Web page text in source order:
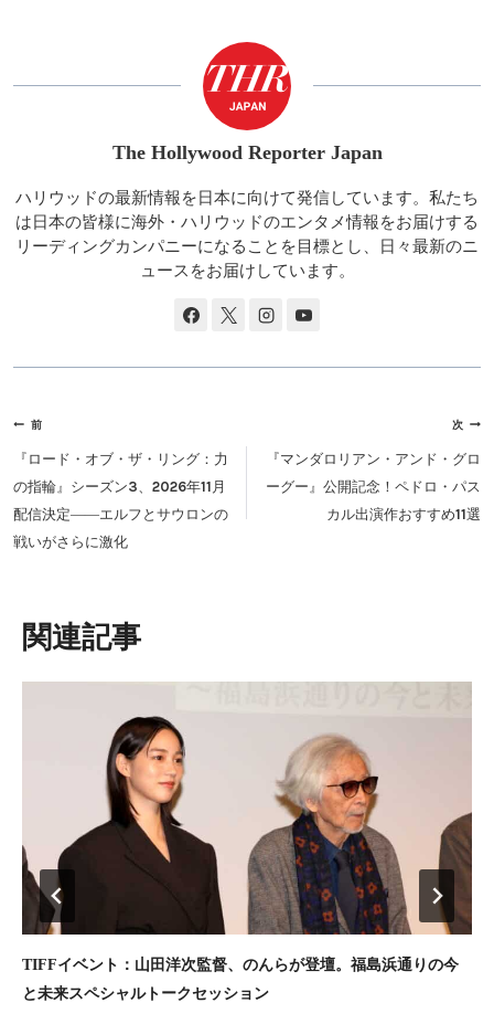
The Hollywood Reporter Japan
ハリウッドの最新情報を日本に向けて発信しています。私たち
は日本の皆様に海外・ハリウッドのエンタメ情報をお届けする
リーディングカンパニーになることを目標とし、日々最新のニ
ュースをお届けしています。
投
稿
ナ
ビ
ゲ
ョ
ン
前
『ロード・オブ・ザ・リング：力
の指輪』シーズン3、2026年11月
配信決定――エルフとサウロンの
戦いがさらに激化
次
『マンダロリアン・アンド・グロ
ーグー』公開記念！ペドロ・パス
カル出演作おすすめ11選
類似投稿
TIFFイベント：山田洋次監督、のんらが登壇。福島浜通りの今
と未来スペシャルトークセッション